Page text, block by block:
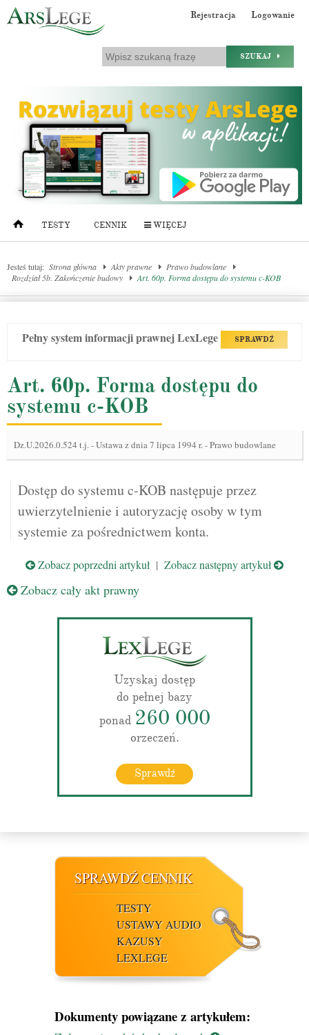
Rejestracja Logowanie
SZUKAJ
TESTY CENNIK WIĘCEJ
Jesteś tutaj: Strona główna Akty prawne
Prawo budowlane
Rozdział 5b. Zakończenie budowy
Art. 60p. Forma dostępu do systemu c-KOB
Pełny system informacji prawnej LexLege SPRAWDŹ
Art. 60p. Forma dostępu do
systemu c-KOB
Dz.U.2026.0.524 t.j.-Ustawa z dnia 7 lipca 1994 r. - Prawo budowlane
Dostęp do systemu c-KOB następuje przez
uwierzytelnienie i autoryzację osoby w tym
systemie za pośrednictwem konta.
Zobacz poprzedni artykuł | Zobacz następny artykuł
Zobacz cały akt prawny
Uzyskaj dostęp
do pełnej bazy
ponad 260 000
orzeczeń.
Sprawdź
SPRAWDŹ CENNIK
TESTY
USTAWY AUDIO
KAZUSY
LEXLEGE
Dokumenty powiązane z artykułem: